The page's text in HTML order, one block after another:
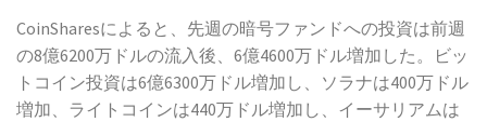
CoinSharesによると、先週の暗号ファンドへの投資は前週
の8億6200万ドルの流入後、6億4600万ドル増加した。ビッ
トコイン投資は6億6300万ドル増加し、ソラナは400万ドル
増加、ライトコインは440万ドル増加し、イーサリアムは